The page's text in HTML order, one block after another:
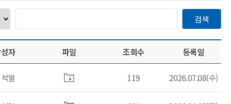
검색
자 파일 조회수 등록일
열 119 2026.07.08(수)